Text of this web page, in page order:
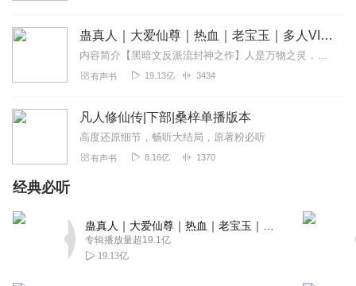
会会个锤子
哈哈哈哈 亡语直接给播主给跪了
大飞_pm
女声！新人，努力啊！
好听！！！加油喔！认真播下去！
2022-08-28
蛊真人｜大爱仙尊｜热血｜老宝玉｜多人VIP免费有声剧
内容简介【黑暗文反派流封神之作】人是万物之灵，蛊是天地真精。一个穿越者不断重生的故事。一个养蛊、炼蛊、用蛊的奇特世界。配音组（男角色）老宝玉旁白...
有声书 19.13亿 3434
凡人修仙传|下部|桑梓单播版本
高度还原细节，畅听大结局，原著粉必听
有声书 8.16亿 1370
经典必听
专辑播放量超19.1亿
19.13亿